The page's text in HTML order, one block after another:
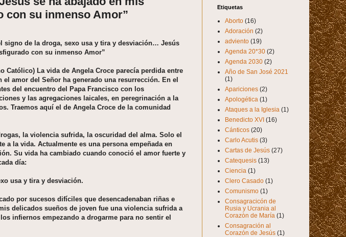
con su inmenso Amor”
signo de la droga, sexo usa y tira y desviación… Jesús
con su inmenso Amor”
Católico) La vida de Angela Croce parecía perdida entre
amor del Señor ha generado una resurrección. En el
del encuentro del Papa Francisco con los
y las agregaciones laicales, en peregrinación a la
Traemos aquí el de Angela Croce de la comunidad
la violencia sufrida, la oscuridad del alma. Solo el
a la vida. Actualmente es una persona empeñada en
Su vida ha cambiado cuando conoció el amor fuerte y
día:
usa y tira y desviación.
por sucesos difíciles que desencadenaban riñas e
delicados sueños de joven fue una violencia sufrida a
infiernos empezando a drogarme para no sentir el
Etiquetas
Aborto (16)
Adoración (2)
adviento (19)
Agenda 20*30 (2)
Agenda 2030 (2)
Año de San José 2021
(1)
Apariciones (2)
Apologética (1)
Ataques a la Iglesia (1)
Benedicto XVI (16)
Cánticos (20)
Carlo Acutis (3)
Cartas de Jesús (27)
Catequesis (13)
Ciencia (1)
Clero Casado (1)
Comunismo (1)
Consagracicón de
Rusia y Ucrania al
Corazòn de María (1)
Consagración al
Corazón de Jesús (1)